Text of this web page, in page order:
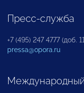
Пресс-служба
+7 (495) 247 4777 (доб.
pressa@opora.ru